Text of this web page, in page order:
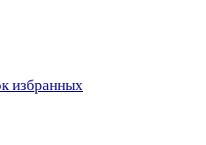
избранных